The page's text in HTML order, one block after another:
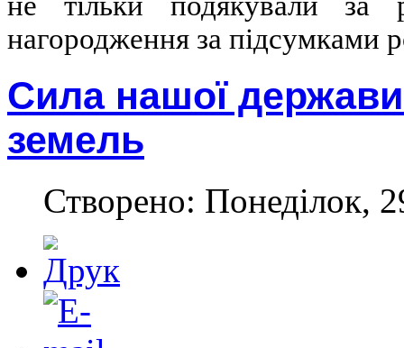
нагородження за підсумками
Сила нашої держави
земель
Створено: Понеділок,